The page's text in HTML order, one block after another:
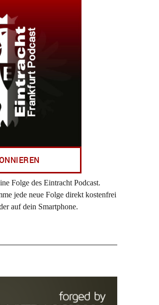
Folge des Eintracht Podcast.
jede neue Folge direkt kostenfrei
auf dein Smartphone.